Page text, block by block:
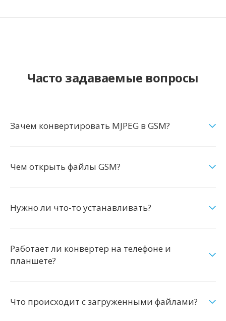
Часто задаваемые вопросы
Зачем конвертировать MJPEG в GSM?
Чем открыть файлы GSM?
Нужно ли что-то устанавливать?
Работает ли конвертер на телефоне и
планшете?
Что происходит с загруженными файлами?